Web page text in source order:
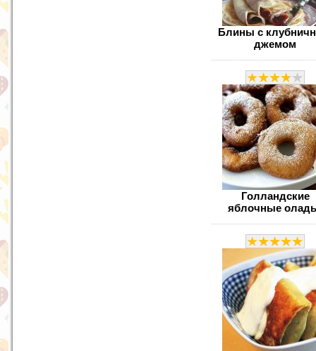
Блины с
джемом
Голландские
яблочные